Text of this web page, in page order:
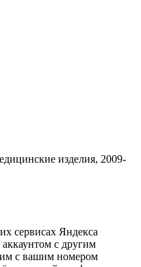
изделия, 2009-
сервисах Яндекса
с другим
с вашим номером